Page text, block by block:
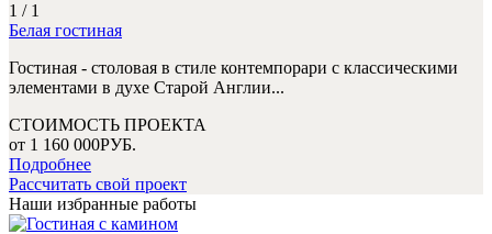
1 / 1
Белая гостиная
Гостиная - столовая в стиле контемпорари с классическими
элементами в духе Старой Англии...
СТОИМОСТЬ ПРОЕКТА
от 1 160 000РУБ.
Подробнее
Рассчитать свой проект
Наши избранные работы